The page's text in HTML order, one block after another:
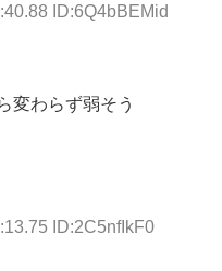
ID:6Q4bBEMid
変わらず弱そう
ID:2C5nfIkF0